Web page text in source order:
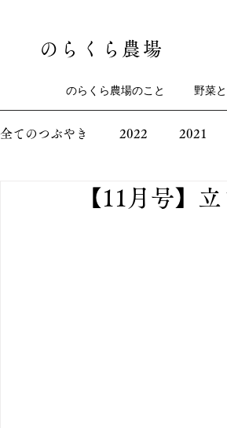
のらくら農場
のらくら農場のこと 野菜
全てのつぶやき 2022 2021
【11月号】